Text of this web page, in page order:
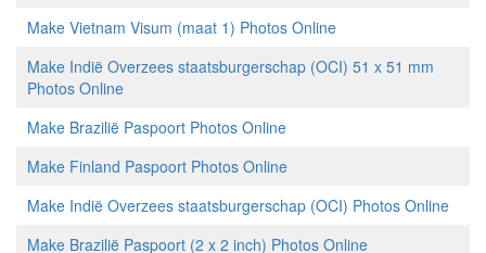
Make Vietnam Visum (maat 1) Photos Online
Make Indië Overzees staatsburgerschap (OCI) 51 x 51 mm
Photos Online
Make Brazilië Paspoort Photos Online
Make Finland Paspoort Photos Online
Make Indië Overzees staatsburgerschap (OCI) Photos Online
Make Brazilië Paspoort (2 x 2 inch) Photos Online